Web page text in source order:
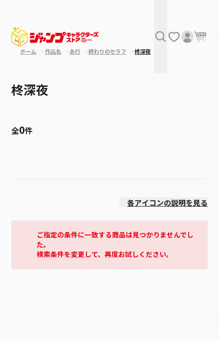
ホーム 作品名 あ行 終わりのセラフ 柊深夜
柊深夜
全0件
各アイコンの説明を見る
ご指定の条件に一致する商品は見つかりませんでし
た。
検索条件を変更して、再度お試しください。